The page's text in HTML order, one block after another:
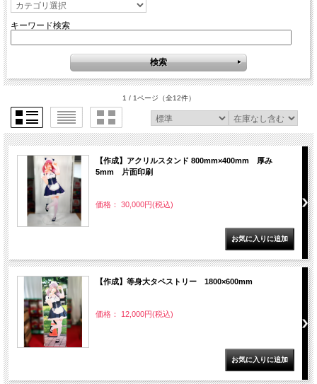
キーワード検索
1 / 1ページ （全12件）
【作成】アクリルスタンド 800mm×400mm 厚み
5mm 片面印刷
価格： 30,000円(税込)
【作成】等身大タペストリー 1800×600mm
価格： 12,000円(税込)